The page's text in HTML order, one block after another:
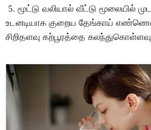
5. மூட்டு வலியால் வீட்டு மூலையில்
உடனடியாக குறைய தேங்காய்
சிறிதளவு கற்பூரத்தை